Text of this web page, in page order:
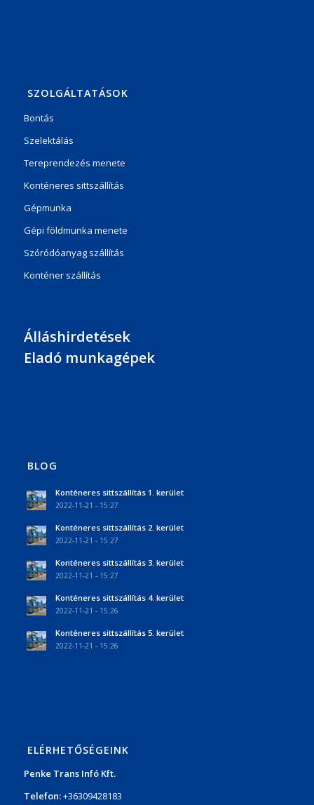
SZOLGÁLTATÁSOK
Bontás
Szelektálás
Tereprendezés menete
Konténeres sittszállítás
Gépmunka
Gépi földmunka menete
Szóródóanyag szállítás
Konténer szállítás
Álláshirdetések
Eladó munkagépek
BLOG
Konténeres sittszállítás 1. kerület
2022-11-21 - 15:27
Konténeres sittszállítás 2. kerület
2022-11-21 - 15:27
Konténeres sittszállítás 3. kerület
2022-11-21 - 15:27
Konténeres sittszállítás 4. kerület
2022-11-21 - 15:26
Konténeres sittszállítás 5. kerület
2022-11-21 - 15:26
ELÉRHETŐSÉGEINK
Penke Trans Infó Kft.
Telefon:+36309428183